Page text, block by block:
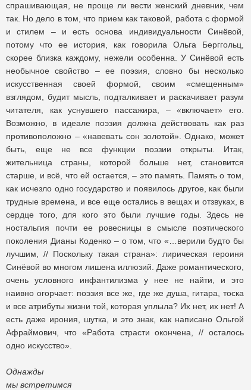
спрашивающая, не проще ли вести женский дневник, чем
так. Но дело в том, что прием как таковой, работа с формой
и стилем – и есть основа индивидуальности Синёвой,
потому что ее история, как говорила Ольга Берггольц,
скорее близка каждому, нежели особенна. У Синёвой есть
необычное свойство – ее поэзия, словно бы несколько
искусственная своей формой, своим «смещенным»
взглядом, будит мысль, подталкивает и раскачивает разум
читателя, как уснувшего пассажира, – «включает» его.
Возможно, в идеале поэзия должна действовать как раз
противоположно – «навевать сон золотой». Однако, может
быть, еще не все функции поэзии открыты. Итак,
жительница страны, которой больше нет, становится
старше, и всё, что ей остается, – это память. Память о том,
как исчезло одно государство и появилось другое, как были
трудные времена, и все еще остались в вещах и отзвуках, в
сердце того, для кого это были лучшие годы. Здесь не
ностальгия почти ее ровесницы в смысле поэтического
поколения Дианы Коденко – о том, что «…верили будто бы
лучшим, // Поскольку такая страна»: лирическая героиня
Синёвой во многом лишена иллюзий. Даже романтического,
очень условного инфантилизма у нее не найти, и это
наивно огорчает: поэзия все же, где же душа, гитара, тоска
и все атрибуты жизни той, которая уплыла? Их нет, их нет! А
есть даже ирония, шутка, и это знак, как написано Ольгой
Афраймович, что «Работа страсти окончена, // осталось
одно искусство».
Однажды
мы встретимся